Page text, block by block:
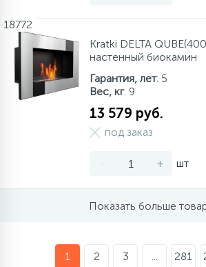
18772
Kratki DELTA
настенный биокамин
Гарантия, лет: 5
Вес, кг: 9
13 579 руб.
под заказ
- + шт
Показать больше
1 2 3 ... 281